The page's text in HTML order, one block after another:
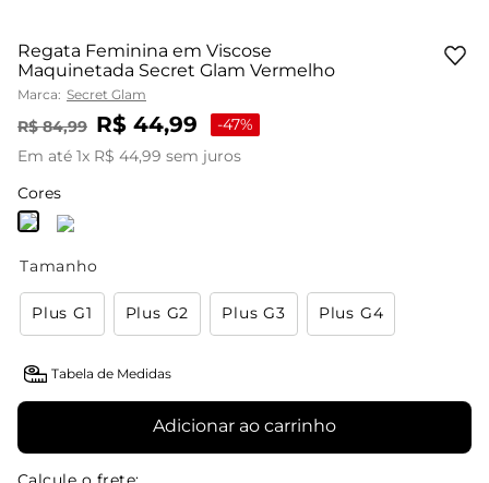
Regata Feminina em Viscose
Maquinetada Secret Glam Vermelho
Marca: Secret Glam
R$ 84,99 R$ 44,99 -47%
Em até 1x R$ 44,99 sem juros
Cores
Tamanho
Plus G1 Plus G2 Plus G3 Plus G4
Tabela de Medidas
Adicionar ao carrinho